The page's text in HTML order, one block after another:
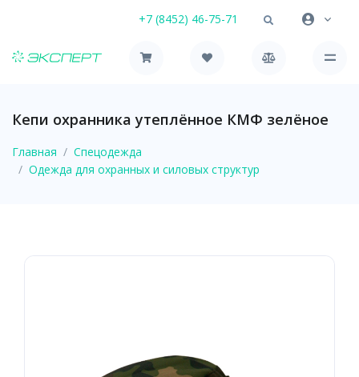
+7 (8452) 46-75-71
Кепи охранника утеплённое КМФ зелёное
Главная
Спецодежда
Одежда для охранных и силовых структур